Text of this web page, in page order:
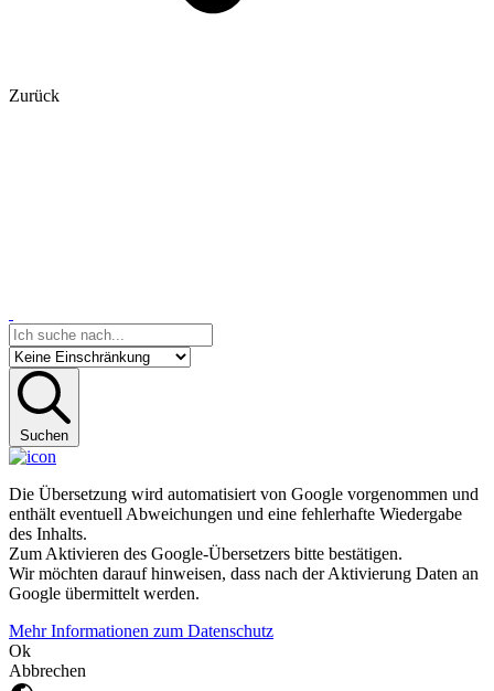
Zurück
Suchen
Die Übersetzung wird automatisiert von Google vorgenommen und
enthält eventuell Abweichungen und eine fehlerhafte Wiedergabe
des Inhalts.
Zum Aktivieren des Google-Übersetzers bitte bestätigen.
Wir möchten darauf hinweisen, dass nach der Aktivierung Daten an
Google übermittelt werden.
Mehr Informationen zum Datenschutz
Ok
Abbrechen